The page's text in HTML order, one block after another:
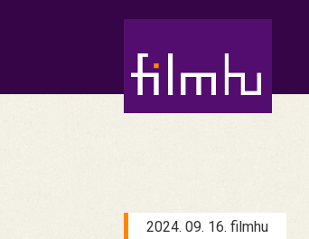
2024. 09. 16. filmhu